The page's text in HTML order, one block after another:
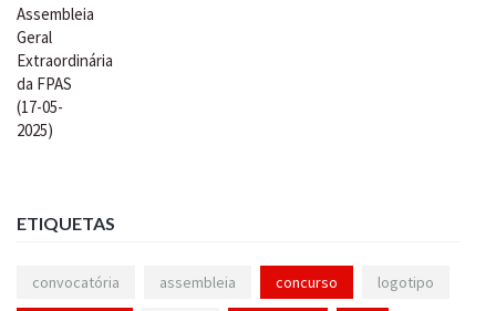
ETIQUETAS
convocatória assembleia concurso logotipo